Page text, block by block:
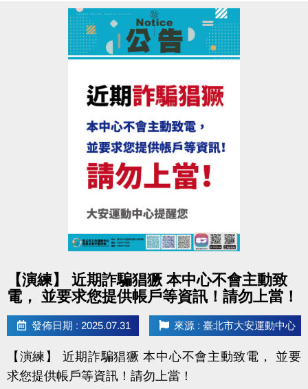
游泳訓練班 專屬優惠
親朋好友揪團成班(成班人數：幼兒3人.兒童6人.成
6/1起至開課前1日 - 現場報名88折
SUPER加碼送
【同1人報名6梯】送防水袋乙個
【同1人報名4梯】送施巴沐浴旅行包乙組
SUPER加碼送
★桌球SUPER加碼送
同1人報名4梯威力乒乓球營，就送運動毛巾 乙條。
每人限領乙次，皆不挑款(色)，如未開班或因個人因素
退費者恕不享有贈品。
【演練】 近期詐騙猖獗 本中心不會主動致
電， 並要求您提供帳戶等資訊！請勿上當！
發佈日期 : 2025.07.31 來源 : 臺北市大安運動中心
【演練】 近期詐騙猖獗 本中心不會主動致電， 並要
求您提供帳戶等資訊！請勿上當！